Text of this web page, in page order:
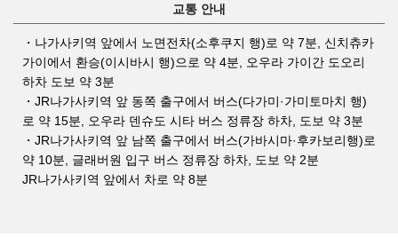
교통 안내
・나가사키역 앞에서 노면전차(소후쿠지 행)로 약 7분, 신치츄카
가이에서 환승(이시바시 행)으로 약 4분, 오우라 가이간 도오리
하차 도보 약 3분
・JR나가사키역 앞 동쪽 출구에서 버스(다가미·가미토마치 행)
로 약 15분, 오우라 덴슈도 시타 버스 정류장 하차, 도보 약 3분
・JR나가사키역 앞 남쪽 출구에서 버스(가바시마·후카보리행)로
약 10분, 글래버원 입구 버스 정류장 하차, 도보 약 2분
JR나가사키역 앞에서 차로 약 8분